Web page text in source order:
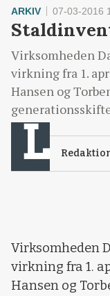
ARKIV 07-03-2016
Virksomheden
virkning fra 1.
Hansen og
Virksomheden
virkning fra 1.
Hansen og